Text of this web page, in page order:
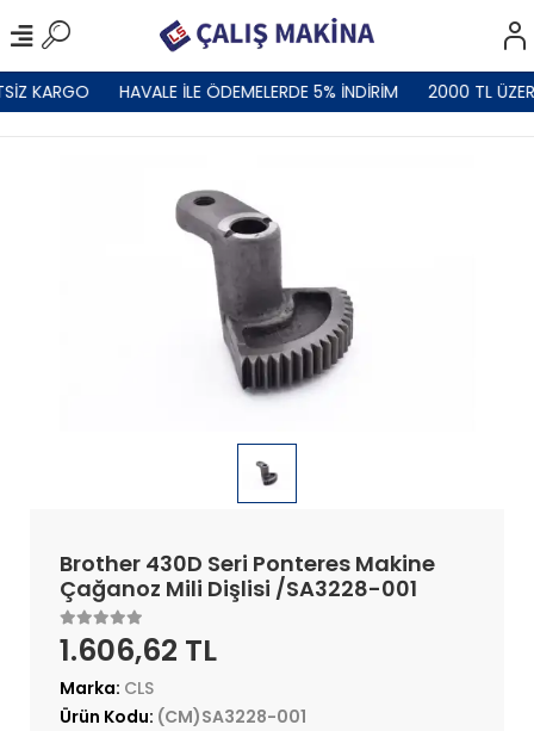
KARGO HAVALE İLE ÖDEMELERDE 5% İNDİRİM 2000 TL
Brother 430D Seri Ponteres Makine
Çağanoz Mili Dişlisi /SA3228-001
1.606,62 TL
Marka: CLS
Ürün Kodu: (CM)SA3228-001